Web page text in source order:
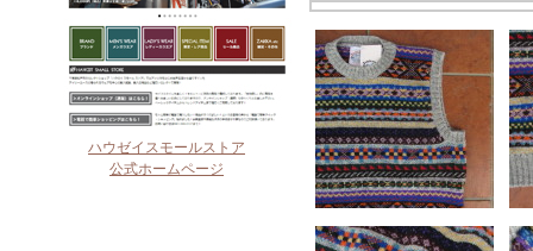
ハウゼイスモールストア
公式ホームページ